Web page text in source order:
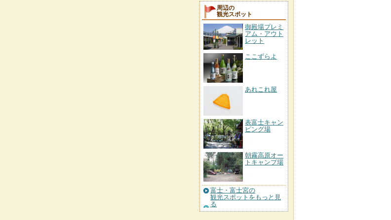
周辺の
観光スポット
御殿場プレミ
アム・アウト
レット
ここずらよ
あれこれ屋
表富士キャン
ピング場
朝霧高原オー
トキャンプ場
富士・富士宮の
観光スポットをもっと見
る